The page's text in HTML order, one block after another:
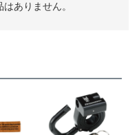
ありません。